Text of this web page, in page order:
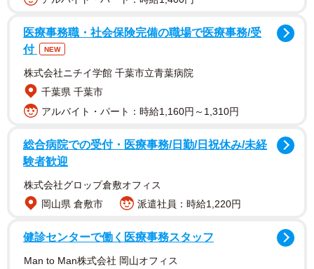
「エピソード動画」などをアップ。また、自身の整形につ
いてもたびたび語っており、過去の投稿では「1300万円以
上の出費、若くて楽しいはずの20代をほぼ労働とダウンタ
イムで過ごして…」と明かしています。
医療事務職・社会保険完備の職場で医療事務/受
付
NEW
株式会社ニチイ学館 千葉市立青葉病院
千葉県 千葉市
アルバイト・パート：時給1,160円～1,310円
総合病院での受付・医療事務/日勤/日祝休み/未経
験者歓迎
株式会社グロップ倉敷オフィス
岡山県 倉敷市
派遣社員：時給1,220円
健診センターで働く医療事務スタッフ
Man to Man株式会社 岡山オフィス